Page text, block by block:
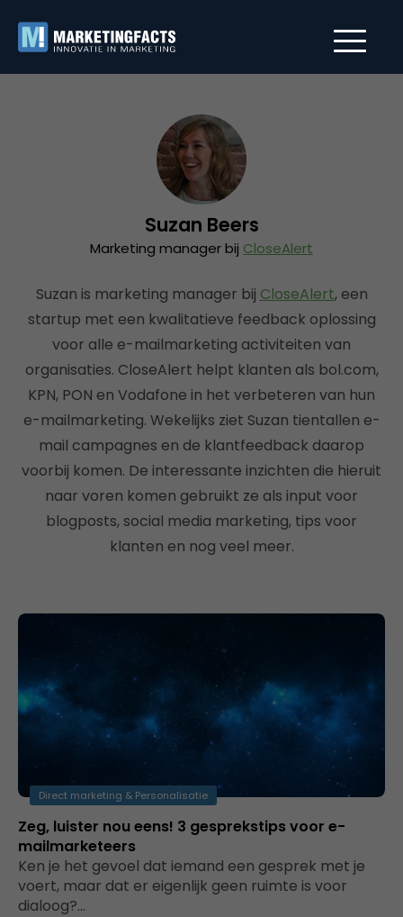
Suzan Beers
Marketing manager bij CloseAlert
Suzan is marketing manager bij CloseAlert, een
startup met een kwalitatieve feedback oplossing
voor alle e-mailmarketing activiteiten van
organisaties. CloseAlert helpt klanten als bol.com,
KPN, PON en Vodafone in het verbeteren van hun
e-mailmarketing. Wekelijks ziet Suzan tientallen e-
mail campagnes en de klantfeedback daarop
voorbij komen. De interessante inzichten die hieruit
naar voren komen gebruikt ze als input voor
blogposts, social media marketing, tips voor
klanten en nog veel meer.
Direct marketing & Personalisatie
Zeg, luister nou eens! 3 gesprekstips voor e-
mailmarketeers
Ken je het gevoel dat iemand een gesprek met je
voert, maar dat er eigenlijk geen ruimte is voor
dialoog?…